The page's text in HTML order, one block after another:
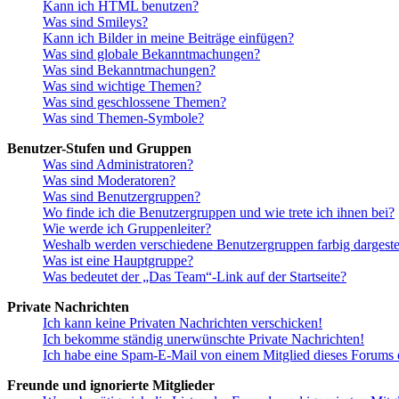
Kann ich HTML benutzen?
Was sind Smileys?
Kann ich Bilder in meine Beiträge einfügen?
Was sind globale Bekanntmachungen?
Was sind Bekanntmachungen?
Was sind wichtige Themen?
Was sind geschlossene Themen?
Was sind Themen-Symbole?
Benutzer-Stufen und Gruppen
Was sind Administratoren?
Was sind Moderatoren?
Was sind Benutzergruppen?
Wo finde ich die Benutzergruppen und wie trete ich ihnen bei?
Wie werde ich Gruppenleiter?
Weshalb werden verschiedene Benutzergruppen farbig
Was ist eine Hauptgruppe?
Was bedeutet der „Das Team“-Link auf der Startseite?
Private Nachrichten
Ich kann keine Privaten Nachrichten verschicken!
Ich bekomme ständig unerwünschte Private Nachrichten!
Ich habe eine Spam-E-Mail von einem Mitglied dieses Forums
Freunde und ignorierte Mitglieder